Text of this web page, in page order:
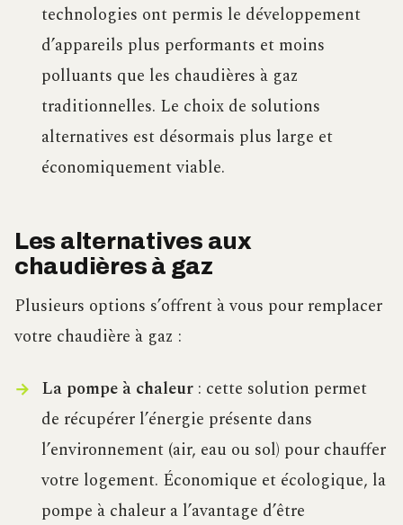
technologies ont permis le développement
d’appareils plus performants et moins
polluants que les chaudières à gaz
traditionnelles. Le choix de solutions
alternatives est désormais plus large et
économiquement viable.
Les alternatives aux
chaudières à gaz
Plusieurs options s’offrent à vous pour remplacer
votre chaudière à gaz :
La pompe à chaleur: cette solution permet
de récupérer l’énergie présente dans
l’environnement (air, eau ou sol) pour chauffer
votre logement. Économique et écologique, la
pompe à chaleur a l’avantage d’être